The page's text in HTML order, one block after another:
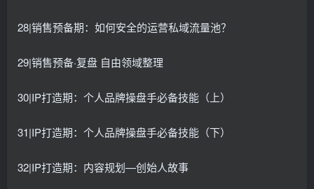
28|销售预备期：如何安全的运营私域流量池？
29|销售预备·复盘 自由领域整理
30|IP打造期：个人品牌操盘手必备技能（上）
31|IP打造期：个人品牌操盘手必备技能（下）
32|IP打造期：内容规划—创始人故事